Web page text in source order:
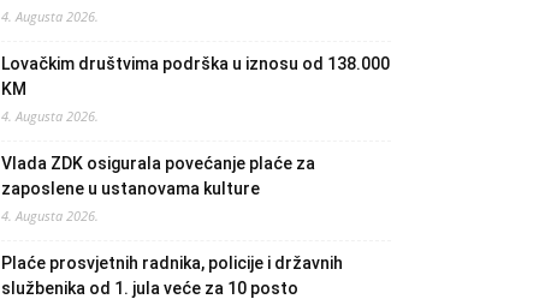
4. Augusta 2026.
Lovačkim društvima podrška u iznosu od 138.000
KM
4. Augusta 2026.
Vlada ZDK osigurala povećanje plaće za
zaposlene u ustanovama kulture
4. Augusta 2026.
Plaće prosvjetnih radnika, policije i državnih
službenika od 1. jula veće za 10 posto